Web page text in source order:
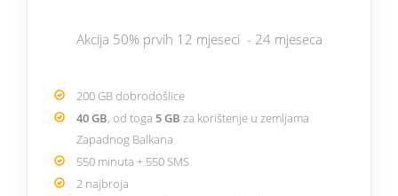
Akcija 50% prvih 12 mjeseci - 24 mjeseca
200 GB dobrodošlice
40 GB, od toga 5 GB za korištenje u zemljama
Zapadnog Balkana
550 minuta + 550 SMS
2 najbroja